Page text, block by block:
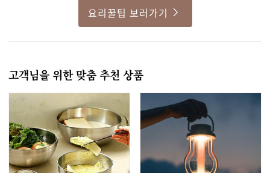
요리꿀팁 보러가기
고객님을 위한 맞춤 추천 상품